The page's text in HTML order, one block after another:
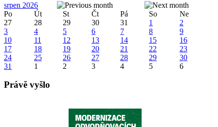
srpen 2026
Po
Út St Čt Pá So
Ne
27
28 29 30 31 1
2
3
4 5 6 7 8
9
10
11 12 13 14 15
16
17
18 19 20 21 22
23
24
25 26 27 28 29
30
31
1 2 3 4 5 6
Právě vyšlo